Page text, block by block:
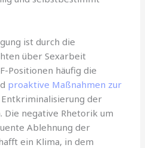
ist durch die
über Sexarbeit
Positionen häufig die
proaktive Maßnahmen zur
Entkriminalisierung der
negative Rhetorik um
Ablehnung der
ein Klima, in dem